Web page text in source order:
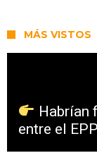
MÁS VISTOS
Habrían
entre el